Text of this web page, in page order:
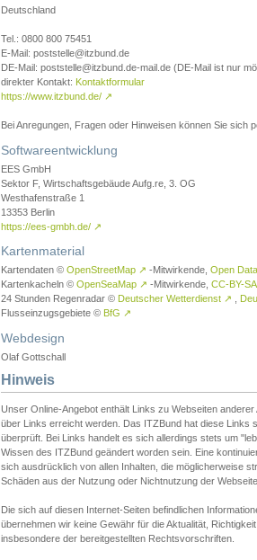
Deutschland
Tel.: 0800 800 75451
E-Mail: poststelle@itzbund.de
DE-Mail: poststelle@itzbund.de-mail.de (DE-Mail ist nur
direkter Kontakt: Kontaktformular
https://www.itzbund.de/ ↗
Bei Anregungen, Fragen oder Hinweisen können Sie sich
Softwareentwicklung
EES GmbH
Sektor F, Wirtschaftsgebäude Aufg.re, 3. OG
Westhafenstraße 1
13353 Berlin
https://ees-gmbh.de/ ↗
Kartenmaterial
Kartendaten © OpenStreetMap ↗ -Mitwirkende, Open
Kartenkacheln © OpenSeaMap ↗ -Mitwirkende, CC-BY-SA
24 Stunden Regenradar © Deutscher Wetterdienst ↗
Flusseinzugsgebiete © BfG ↗
Webdesign
Olaf Gottschall
Hinweis
Unser Online-Angebot enthält Links zu Webseiten
über Links erreicht werden. Das ITZBund hat diese Links
überprüft. Bei Links handelt es sich allerdings stets um
Wissen des ITZBund geändert worden sein. Eine
sich ausdrücklich von allen Inhalten, die möglicherweise
Schäden aus der Nutzung oder Nichtnutzung der
Die sich auf diesen Internet-Seiten befindlichen
übernehmen wir keine Gewähr für die Aktualität,
insbesondere der bereitgestellten Rechtsvorschriften.